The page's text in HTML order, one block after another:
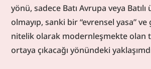
yönü, sadece Batı Avrupa veya Batılı
olmayıp, sanki bir “evrensel yasa”
nitelik olarak modernleşmekte olan
ortaya çıkacağı yönündeki